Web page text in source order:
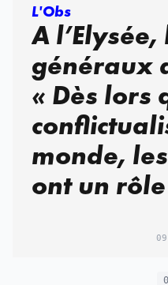
L'Obs
A
généraux
« Dès lors
monde,
ont un